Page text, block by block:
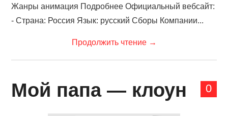
Жанры анимация Подробнее Официальный вебсайт:
- Страна: Россия Язык: русский Сборы Компании...
Продолжить чтение →
0
Мой папа — клоун